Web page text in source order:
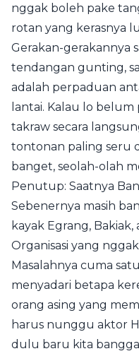
nggak boleh pake
rotan yang kerasnya
Gerakan-gerakannya
tendangan gunting,
adalah perpaduan
lantai. Kalau lo
takraw secara
tontonan paling seru
banget, seolah-olah
Penutup: Saatnya
Sebenernya masih
kayak Egrang,
Organisasi yang
Masalahnya cuma
menyadari betapa
orang asing yang
harus nunggu aktor
dulu baru kita